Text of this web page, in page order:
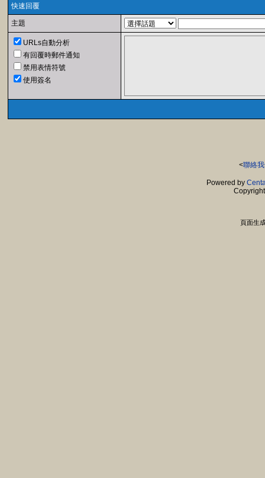
快速回覆
主題
URLs自動分析
有回覆時郵件通知
禁用表情符號
使用簽名
<聯絡
Powered by
頁面生